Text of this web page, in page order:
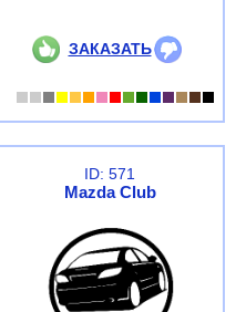
ЗАКАЗАТЬ
ID: 571
Mazda Club